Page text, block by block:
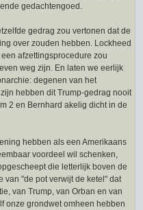
gedachtengoed.
gedrag zou vertonen dat de
over zouden hebben. Lockheed
afzettingsprocedure zou
weg zijn. En laten we eerlijk
degenen van het
hebben dit Trump-gedrag nooit
2 en Bernhard akelig dicht in de
hebben als een Amerikaans
voordeel wil schenken,
die letterlijk boven de
van "de pot verwijt de ketel" dat
van Trump, van Orban en van
onze grondwet omheen hebben